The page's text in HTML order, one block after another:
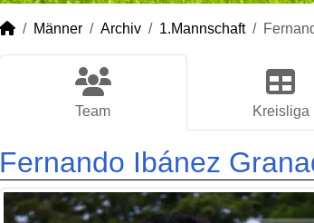
Männer Archiv 1.Mannschaft
Team Kreisliga
Fernando Ibánez